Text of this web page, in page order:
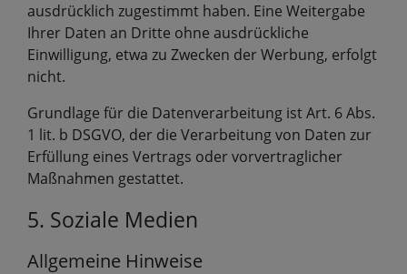
ausdrücklich zugestimmt haben. Eine Weitergabe
Ihrer Daten an Dritte ohne ausdrückliche
Einwilligung, etwa zu Zwecken der Werbung, erfolgt
nicht.
Grundlage für die Datenverarbeitung ist Art. 6 Abs.
1 lit. b DSGVO, der die Verarbeitung von Daten zur
Erfüllung eines Vertrags oder vorvertraglicher
Maßnahmen gestattet.
5. Soziale Medien
Allgemeine Hinweise